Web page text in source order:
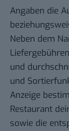
Angaben die
Neben dem
und
und
Anzeige
Restaurant
sowie die